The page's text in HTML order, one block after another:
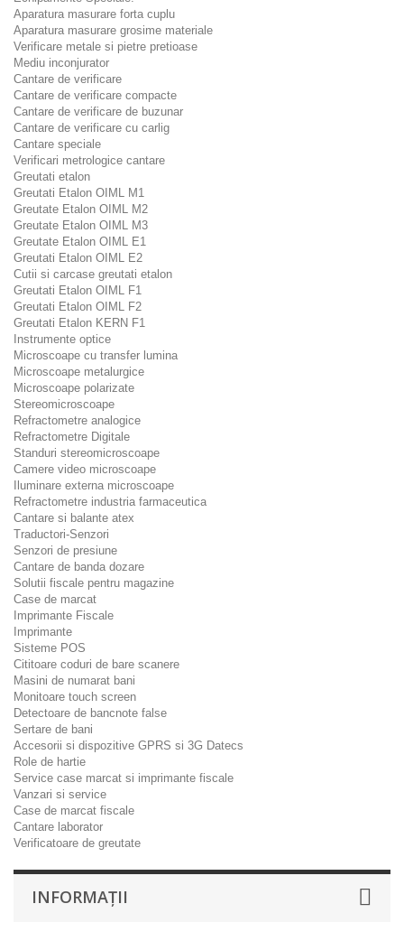
Aparatura masurare forta cuplu
Aparatura masurare grosime materiale
Verificare metale si pietre pretioase
Mediu inconjurator
Cantare de verificare
Cantare de verificare compacte
Cantare de verificare de buzunar
Cantare de verificare cu carlig
Cantare speciale
Verificari metrologice cantare
Greutati etalon
Greutati Etalon OIML M1
Greutate Etalon OIML M2
Greutate Etalon OIML M3
Greutate Etalon OIML E1
Greutati Etalon OIML E2
Cutii si carcase greutati etalon
Greutati Etalon OIML F1
Greutati Etalon OIML F2
Greutati Etalon KERN F1
Instrumente optice
Microscoape cu transfer lumina
Microscoape metalurgice
Microscoape polarizate
Stereomicroscoape
Refractometre analogice
Refractometre Digitale
Standuri stereomicroscoape
Camere video microscoape
Iluminare externa microscoape
Refractometre industria farmaceutica
Cantare si balante atex
Traductori-Senzori
Senzori de presiune
Cantare de banda dozare
Solutii fiscale pentru magazine
Case de marcat
Imprimante Fiscale
Imprimante
Sisteme POS
Cititoare coduri de bare scanere
Masini de numarat bani
Monitoare touch screen
Detectoare de bancnote false
Sertare de bani
Accesorii si dispozitive GPRS si 3G Datecs
Role de hartie
Service case marcat si imprimante fiscale
Vanzari si service
Case de marcat fiscale
Cantare laborator
Verificatoare de greutate
INFORMAŢII